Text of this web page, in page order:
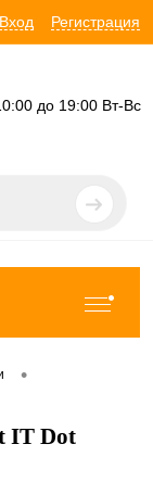
Вход Регистрация
до 19:00 Вт-Вс
•
IT Dot